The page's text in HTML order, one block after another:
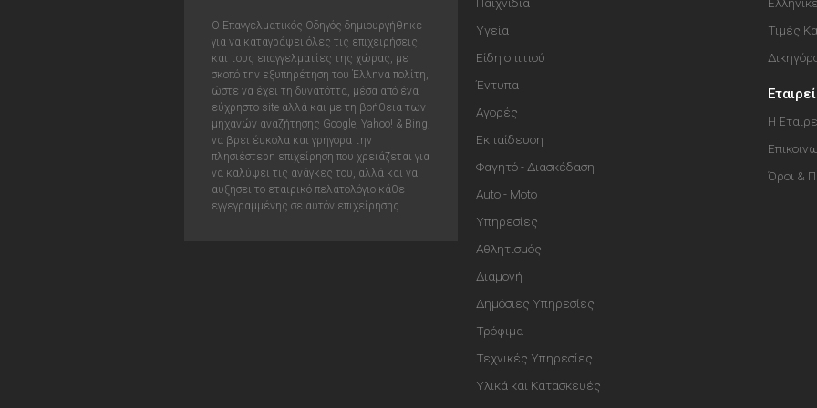
Ο Επαγγελματικός Οδηγός δημιουργήθηκε
για να καταγράψει όλες τις επιχειρήσεις
και τους επαγγελματίες της χώρας, με
σκοπό την εξυπηρέτηση του Έλληνα πολίτη,
ώστε να έχει τη δυνατόττα, μέσα από ένα
εύχρηστο site αλλά και με τη βοήθεια των
μηχανών αναζήτησης Google, Yahoo! & Bing,
να βρει έυκολα και γρήγορα την
πλησιέστερη επιχείρηση που χρειάζεται για
να καλύψει τις ανάγκες του, αλλά και να
αυξήσει το εταιρικό πελατολόγιο κάθε
εγγεγραμμένης σε αυτόν επιχείρησης.
Παιχνίδια
Υγεία
Είδη σπιτιού
Έντυπα
Αγορές
Εκπαίδευση
Φαγητό - Διασκέδαση
Auto - Moto
Υπηρεσίες
Αθλητισμός
Διαμονή
Δημόσιες Υπηρεσίες
Τρόφιμα
Τεχνικές Υπηρεσίες
Υλικά και Κατασκευές
Τιμές
Η
Όροι &